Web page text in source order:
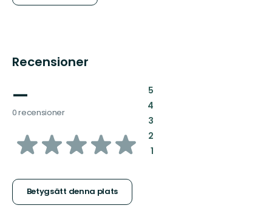
Recensioner
—
0 recensioner
av
stjärnor
Betygsätt denna plats
5:
4:
3:
2:
1: